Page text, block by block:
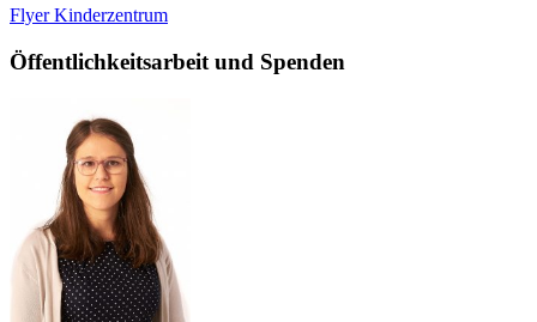
Flyer Kinderzentrum
Öffentlichkeitsarbeit und Spenden